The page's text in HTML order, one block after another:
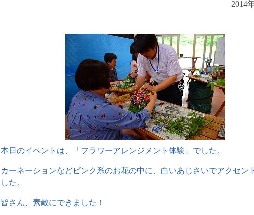
2014
本日のイベントは、「フラワーアレンジメント体験」でした。
カーネーションなどピンク系のお花の中に、白いあじさいでアクセン
した。
皆さん、素敵にできました！